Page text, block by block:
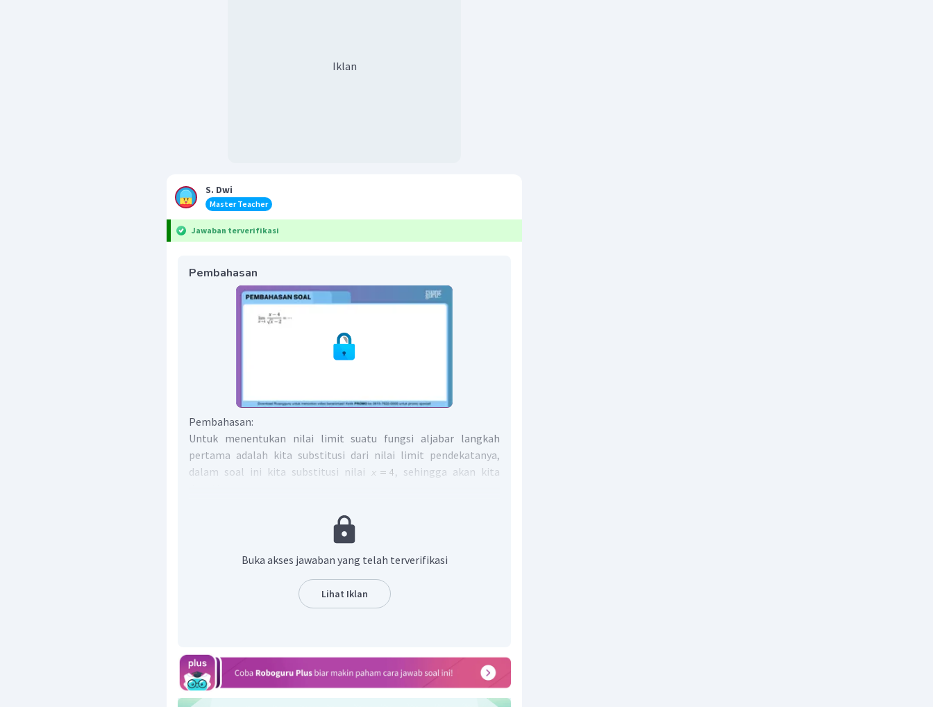
Iklan
S. Dwi
Master Teacher
Jawaban terverifikasi
Pembahasan
Pembahasan:
Untuk menentukan nilai limit suatu fungsi aljabar langkah
pertama adalah kita substitusi dari nilai limit pendekatanya,
dalam soal ini kita substitusi nilai
, sehingga akan kita
Karena nilainya
maka kita coba dengan cara kali akar sekawan,
sehingga akan kita dapatkan hasil
Buka akses jawaban yang telah terverifikasi
Lihat Iklan